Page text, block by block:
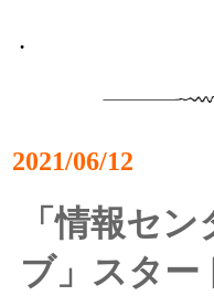
•
2021/06/12
「情報セ
ブ」スター